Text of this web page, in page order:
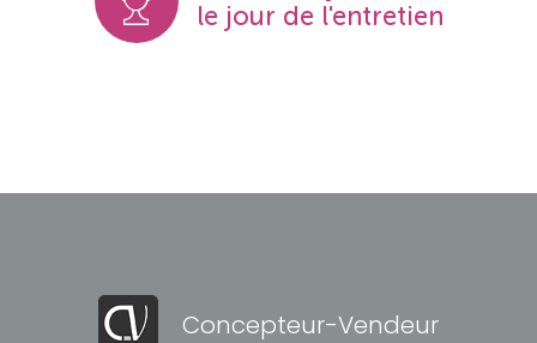
le jour de l'entretien
Concepteur-Vendeur